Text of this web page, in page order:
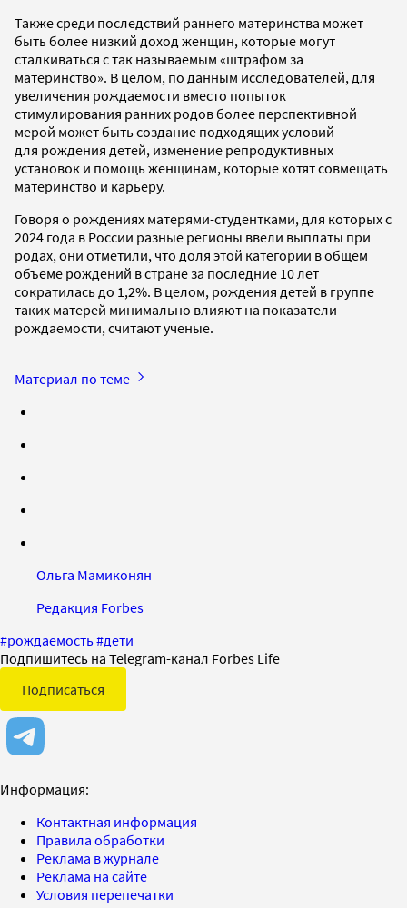
Также среди последствий раннего материнства может
быть более низкий доход женщин, которые могут
сталкиваться с так называемым «штрафом за
материнство». В целом, по данным исследователей, для
увеличения рождаемости вместо попыток
стимулирования ранних родов более перспективной
мерой может быть создание подходящих условий
для рождения детей, изменение репродуктивных
установок и помощь женщинам, которые хотят совмещать
материнство и карьеру.
Говоря о рождениях матерями-студентками, для которых с
2024 года в России разные регионы ввели выплаты при
родах, они отметили, что доля этой категории в общем
объеме рождений в стране за последние 10 лет
сократилась до 1,2%. В целом, рождения детей в группе
таких матерей минимально влияют на показатели
рождаемости, считают ученые.
Материал по теме
Ольга Мамиконян
Редакция Forbes
#рождаемость#дети
Подпишитесь на Telegram-канал Forbes Life
Подписаться
Информация:
Контактная информация
Правила обработки
Реклама в журнале
Реклама на сайте
Условия перепечатки